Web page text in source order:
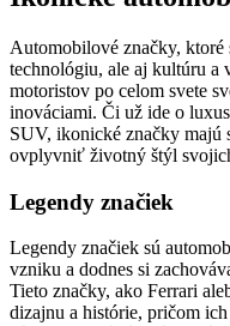
Automobilové značky,
technológiu, ale aj kultúru a
motoristov po celom svete
inováciami. Či už ide o
SUV, ikonické značky majú
ovplyvniť životný štýl
Legendy značiek
Legendy značiek sú
vzniku a dodnes si
Tieto značky, ako Ferrari
dizajnu a histórie, pričom